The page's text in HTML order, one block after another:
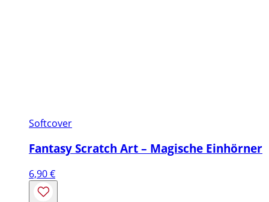
Softcover
Fantasy Scratch Art – Magische Einhörner
6,90€